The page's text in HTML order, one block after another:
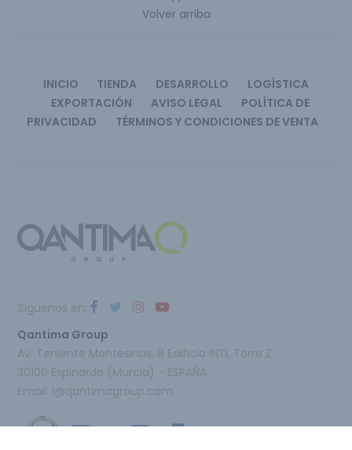
Volver arriba
INICIO TIENDA DESARROLLO
LOGÍSTICA
EXPORTACIÓN
AVISO LEGAL
POLÍTICA DE
PRIVACIDAD
TÉRMINOS Y CONDICIONES DE VENTA
Qantima Group